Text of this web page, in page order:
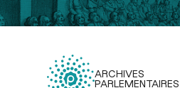
ARCHIVES
PARLEMENTAIRES